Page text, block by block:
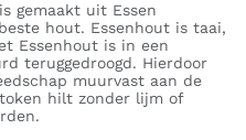
gemaakt uit Essen
hout. Essenhout is taai,
Essenhout is in een
teruggedroogd. Hierdoor
muurvast aan de
hilt zonder lijm of